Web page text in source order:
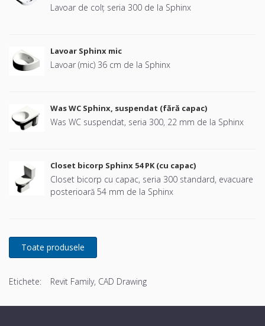
Lavoar de colț seria 300 de la Sphinx
Lavoar Sphinx mic
Lavoar (mic) 36 cm de la Sphinx
Was WC Sphinx, suspendat (fără capac)
Was WC suspendat, seria 300, 22 mm de la Sphinx
Closet bicorp Sphinx 54 PK (cu capac)
Closet bicorp cu capac, seria 300 standard, evacuare
posterioară 54 mm de la Sphinx
Etichete: Revit Family, CAD Drawing